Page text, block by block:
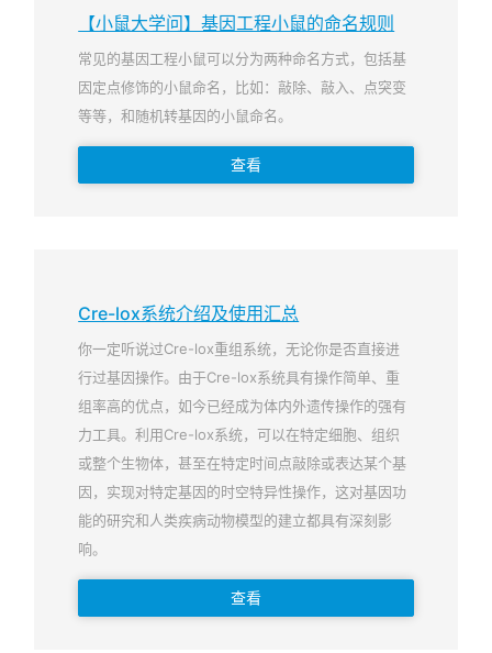
【小鼠大学问】基因工程小鼠的命名规则
常见的基因工程小鼠可以分为两种命名方式，包括基
因定点修饰的小鼠命名，比如：敲除、敲入、点突变
等等，和随机转基因的小鼠命名。
查看
Cre-lox系统介绍及使用汇总
你一定听说过Cre-lox重组系统，无论你是否直接进
行过基因操作。由于Cre-lox系统具有操作简单、重
组率高的优点，如今已经成为体内外遗传操作的强有
力工具。利用Cre-lox系统，可以在特定细胞、组织
或整个生物体，甚至在特定时间点敲除或表达某个基
因，实现对特定基因的时空特异性操作，这对基因功
能的研究和人类疾病动物模型的建立都具有深刻影
响。
查看